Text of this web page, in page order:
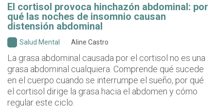
El cortisol provoca hinchazón abdominal: por
qué las noches de insomnio causan
distensión abdominal
Salud Mental Aline Castro
La grasa abdominal causada por el cortisol no es una
grasa abdominal cualquiera. Comprende qué sucede
en el cuerpo cuando se interrumpe el sueño, por qué
el cortisol dirige la grasa hacia el abdomen y cómo
regular este ciclo.